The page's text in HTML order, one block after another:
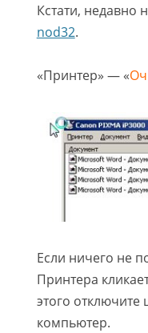
Кстати, недавно
nod32.
«Принтер» — «
Если ничего не
Принтера
этого отключите
компьютер.